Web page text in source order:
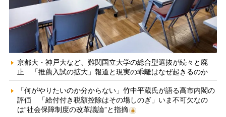
京都大・神戸大など、難関国立大学の総合型選抜が続々と廃
止 「推薦入試の拡大」報道と現実の乖離はなぜ起きるのか
「何がやりたいのか分からない」竹中平蔵氏が語る高市内閣の
評価 「給付付き税額控除はその場しのぎ」いま不可欠なの
は“社会保障制度の改革議論”と指摘